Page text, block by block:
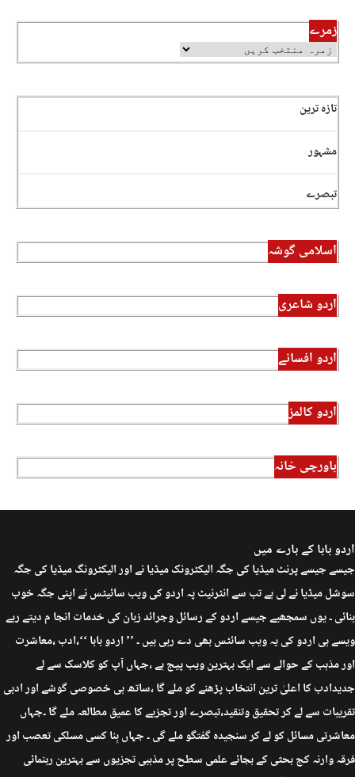
زمرے
تازہ ترین
مشہور
تبصرے
اسلامی گوشہ
اردو شاعری
اردو افسانے
اردو کالمز
باورچی خانہ
اردو بابا کے بارے میں
جیسے جیسے پرنٹ میڈیا کی جگہ الیکٹرونک میڈیا نے اور الیکٹرونگ میڈیا کی جگہ
سوشل میڈیا نے لی ہے تب سے انٹرنیٹ پہ اردو کی ویب سائیٹس نے اپنی جگہ خوب
بنائی ۔ یوں سمجھیے جیسے اردو کے رسائل وجرائد زبان کی خدمات انجا م دیتے رہے
ویسے ہی اردو کی یہ ویب سائٹس بھی دے رہی ہیں ۔ ’’ اردو بابا ‘‘،ادب ،معاشرت
اور مذہب کے حوالے سے ایک بہترین ویب پیج ہے ،جہاں آپ کو کلاسک سے لے
جدیدادب کا اعلیٰ ترین انتخاب پڑھنے کو ملے گا ،ساتھ ہی خصوصی گوشے اور ادبی
تقریبات سے لے کر تحقیق وتنقید،تبصرے اور تجزیے کا عمیق مطالعہ ملے گا ۔جہاں
معاشرتی مسائل کو لے کر سنجیدہ گفتگو ملے گی ۔ جہاں بِنا کسی مسلکی تعصب اور
فرقہ وارنہ کج بحثی کے بجائے علمی سطح پر مذہبی تجزیوں سے بہترین رہنمائی